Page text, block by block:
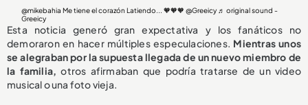
@mikebahia Me tiene el corazón Latiendo... 🧡🧡🧡 @Greeicy ♬ original sound -
Greeicy
Esta noticia generó gran expectativa y los fanáticos no
demoraron en hacer múltiples especulaciones. Mientras unos
se alegraban por la supuesta llegada de un nuevo miembro de
la familia,otros afirmaban que podría tratarse de un video
musical o una foto vieja.